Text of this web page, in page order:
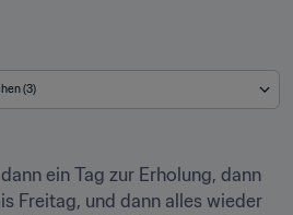
(3)
ein Tag zur Erholung, dann
Freitag, und dann alles wieder